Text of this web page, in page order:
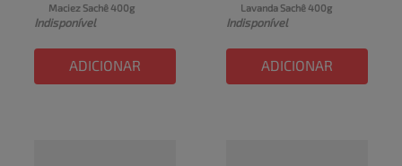
Maciez Sachê 400g
Indisponível
ADICIONAR
Lavanda Sachê 400g
Indisponível
ADICIONAR